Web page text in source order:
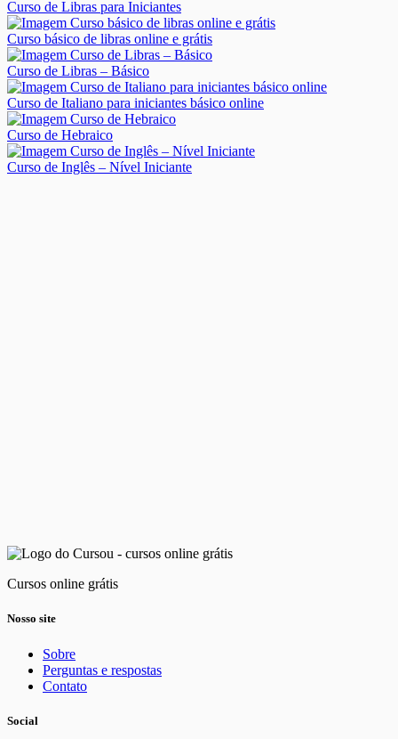
Curso de Libras para Iniciantes
Curso básico de libras online e grátis
Curso de Libras – Básico
Curso de Italiano para iniciantes básico online
Curso de Hebraico
Curso de Inglês – Nível Iniciante
Cursos online grátis
Nosso site
Sobre
Perguntas e respostas
Contato
Social